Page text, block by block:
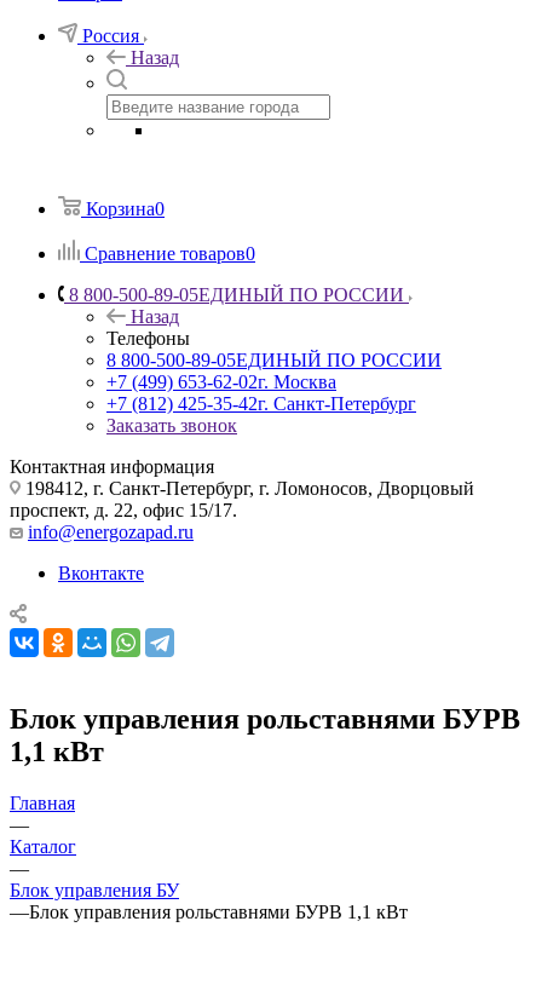
Россия
Назад
Корзина0
Сравнение товаров0
8 800-500-89-05ЕДИНЫЙ ПО РОССИИ
Назад
Телефоны
8 800-500-89-05ЕДИНЫЙ ПО РОССИИ
+7 (499) 653-62-02г. Москва
+7 (812) 425-35-42г. Санкт-Петербург
Заказать звонок
Контактная информация
198412, г. Санкт-Петербург, г. Ломоносов, Дворцовый
проспект, д. 22, офис 15/17.
info@energozapad.ru
Вконтакте
Блок управления рольставнями БУРВ
1,1 кВт
Главная
—
Каталог
—
Блок управления БУ
—Блок управления рольставнями БУРВ 1,1 кВт